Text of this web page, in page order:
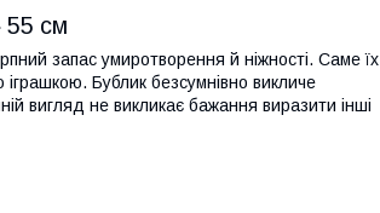
55 см
запас умиротворення й ніжності. Саме їх
Бублик безсумнівно викличе
вигляд не викликає бажання виразити інші